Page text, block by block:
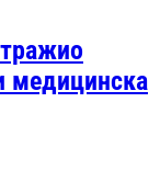
медицинска